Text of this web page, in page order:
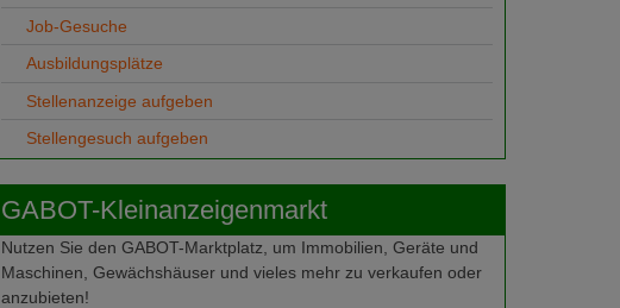
Job-Gesuche
Ausbildungsplätze
Stellenanzeige aufgeben
Stellengesuch aufgeben
GABOT-Kleinanzeigenmarkt
Nutzen Sie den GABOT-Marktplatz, um Immobilien, Geräte und
Maschinen, Gewächshäuser und vieles mehr zu verkaufen oder
anzubieten!